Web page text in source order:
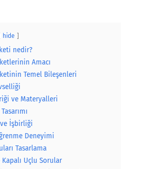
hide
nedir?
Amacı
Temel Bileşenleri
ve Materyalleri
İşbirliği
Deneyimi
Tasarlama
Kapalı Uçlu Sorular